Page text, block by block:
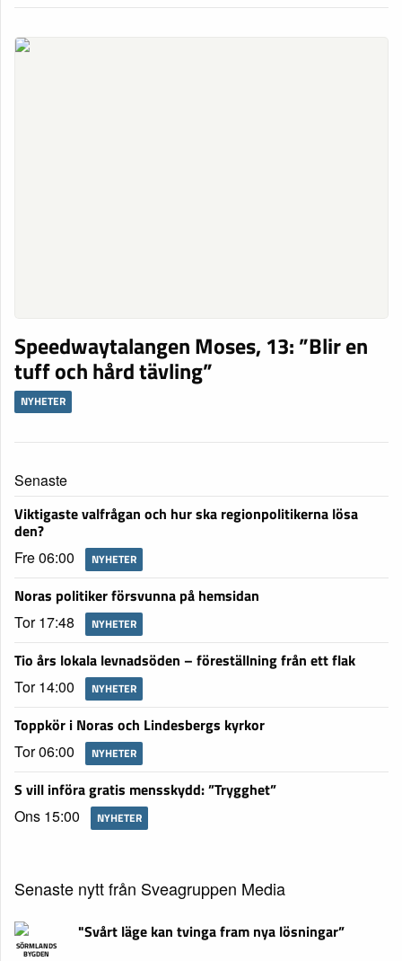
Speedwaytalangen Moses, 13: ”Blir en
tuff och hård tävling”
NYHETER
Senaste
Viktigaste valfrågan och hur ska regionpolitikerna lösa
den?
Fre 06:00 NYHETER
Noras politiker försvunna på hemsidan
Tor 17:48 NYHETER
Tio års lokala levnadsöden – föreställning från ett flak
Tor 14:00 NYHETER
Toppkör i Noras och Lindesbergs kyrkor
Tor 06:00 NYHETER
S vill införa gratis mensskydd: ”Trygghet”
Ons 15:00 NYHETER
Senaste nytt från Sveagruppen Media
SÖRMLANDS
BYGDEN
"Svårt läge kan tvinga fram nya lösningar”